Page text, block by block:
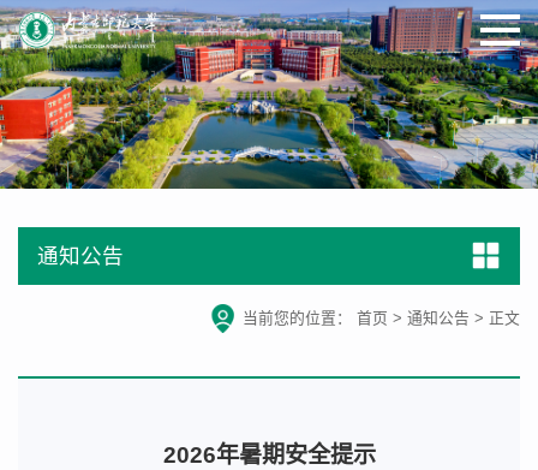
通知公告
当前您的位置： 首页 > 通知公告 > 正文
2026年暑期安全提示